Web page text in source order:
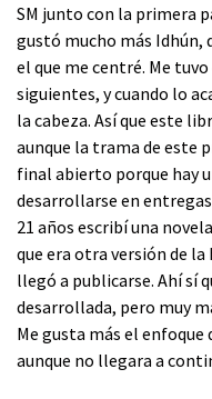
SM junto con la primera
gustó mucho más Idhún,
el que me centré. Me
siguientes, y cuando lo
la cabeza. Así que este
aunque la trama de este
final abierto porque hay
desarrollarse en
21 años escribí una
que era otra versión de
llegó a publicarse. Ahí sí
desarrollada, pero muy
Me gusta más el enfoque
aunque no llegara a